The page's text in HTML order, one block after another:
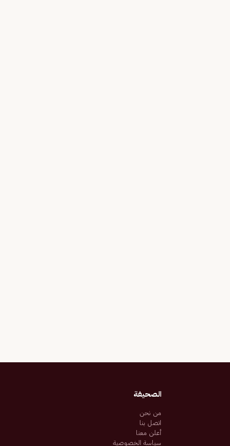
الصحيفة
من نحن
اتصل بنا
أعلن معنا
سياسة الخصوصية